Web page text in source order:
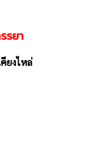
รยา
ยงไหล่